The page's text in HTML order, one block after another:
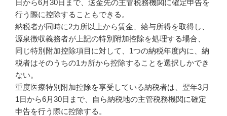
日から6月30日まで、送金先の主管税務機関に確定申告を
行う際に控除することもできる。
納税者が同時に2カ所以上から賃金、給与所得を取得し、
源泉徴収義務者が上記の特別附加控除を処理する場合、
同じ特別附加控除項目に対して、1つの納税年度内に、納
税者はそのうちの1カ所から控除することを選択しかでき
ない。
重度医療特別附加控除を享受している納税者は、翌年3月
1日から6月30日まで、自ら納税地の主管税務機関に確定
申告を行う際に控除する。